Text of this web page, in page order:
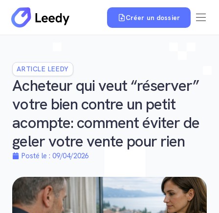
Créer un dossier
ARTICLE LEEDY
Acheteur qui veut “réserver”
votre bien contre un petit
acompte: comment éviter de
geler votre vente pour rien
Posté le : 09/04/2026